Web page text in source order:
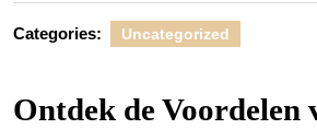
Categories: Uncategorized
Ontdek de Voordelen